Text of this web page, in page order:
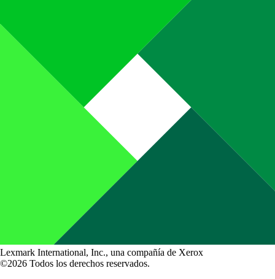
Lexmark International, Inc., una compañía de Xerox
©2026 Todos los derechos reservados.